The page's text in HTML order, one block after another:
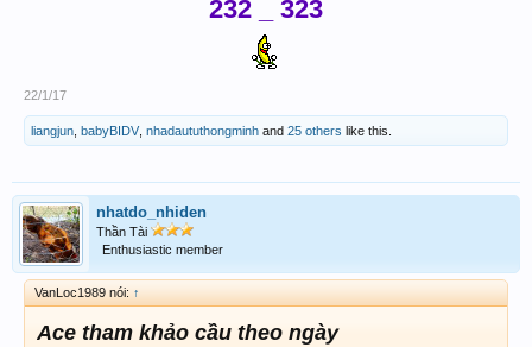
232 _ 323
22/1/17
liangjun babyBIDV nhadaututhongminh and 25 others like this.
nhatdo_nhiden
Thần Tài
Enthusiastic member
VanLoc1989 nói: ↑
Ace tham khảo cầu theo ngày